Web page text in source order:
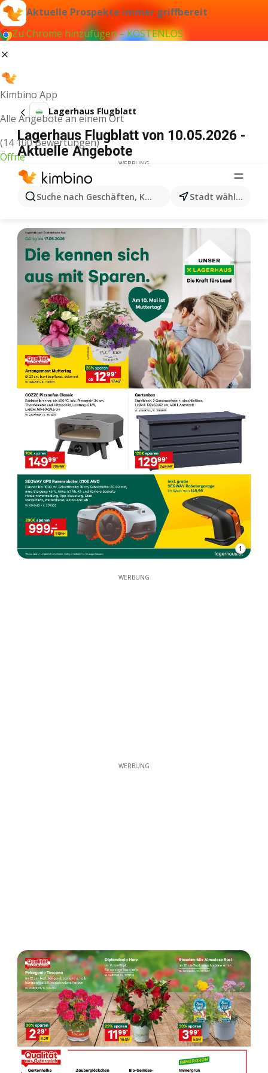
Aktuelle Prospekte immer griffbereit
Zu Chrome hinzufügen – KOSTENLOS
Kimbino App
Alle Angebote an einem Ort
(14 100 Bewertungen)
Öffne
Suche nach Geschäften, Kategorien, Produkten...
Stadt wählen
Lagerhaus Flugblatt
Lagerhaus Flugblatt von 10.05.2026 -
Aktuelle Angebote
WERBUNG
1
WERBUNG
WERBUNG